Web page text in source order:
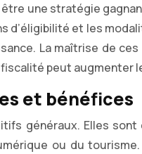
une stratégie
et les
La maîtrise de
peut augmenter
et bénéfices
généraux. Elles
ou du